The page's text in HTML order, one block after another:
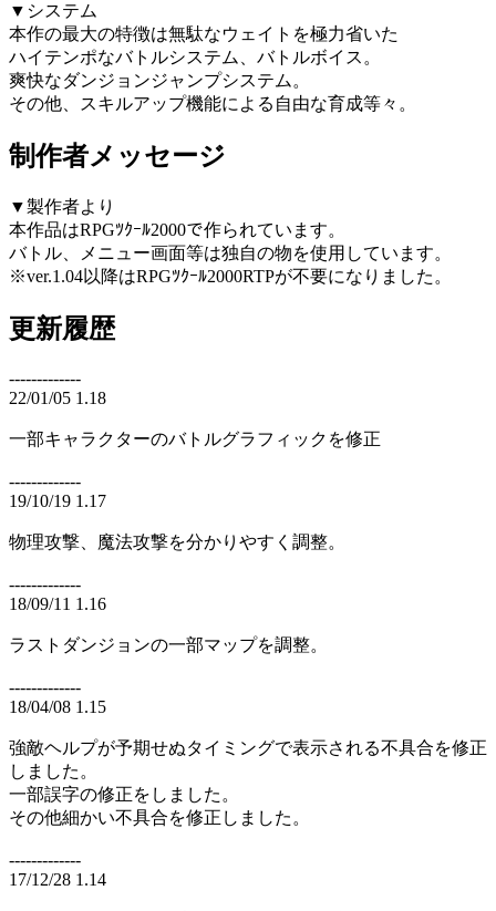
▼システム
本作の最大の特徴は無駄なウェイトを極力省いた
ハイテンポなバトルシステム、バトルボイス。
爽快なダンジョンジャンプシステム。
その他、スキルアップ機能による自由な育成等々。
制作者メッセージ
▼製作者より
本作品はRPGﾂｸｰﾙ2000で作られています。
バトル、メニュー画面等は独自の物を使用しています。
※ver.1.04以降はRPGﾂｸｰﾙ2000RTPが不要になりました。
更新履歴
-------------
22/01/05 1.18
一部キャラクターのバトルグラフィックを修正
-------------
19/10/19 1.17
物理攻撃、魔法攻撃を分かりやすく調整。
-------------
18/09/11 1.16
ラストダンジョンの一部マップを調整。
-------------
18/04/08 1.15
強敵ヘルプが予期せぬタイミングで表示される不具合を修正
しました。
一部誤字の修正をしました。
その他細かい不具合を修正しました。
-------------
17/12/28 1.14